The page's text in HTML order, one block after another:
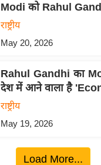
Modi को Rahul
राष्ट्रीय
May 20, 2026
Rahul Gandhi का
देश में आने वाला है
राष्ट्रीय
May 19, 2026
Load More...